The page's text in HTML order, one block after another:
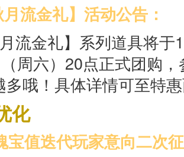
流金礼】活动公告：
流金礼】系列道具将
周六）20点正式团购
多哦！具体详情可至特
化
宝值迭代玩家意向二次